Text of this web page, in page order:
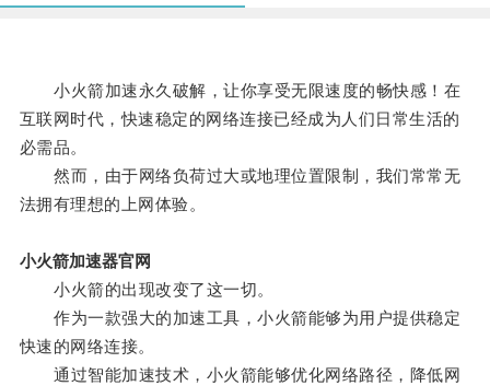
小火箭加速永久破解，让你享受无限速度的畅快感！在
互联网时代，快速稳定的网络连接已经成为人们日常生活的
必需品。
然而，由于网络负荷过大或地理位置限制，我们常常无
法拥有理想的上网体验。
小火箭加速器官网
小火箭的出现改变了这一切。
作为一款强大的加速工具，小火箭能够为用户提供稳定
快速的网络连接。
通过智能加速技术，小火箭能够优化网络路径，降低网